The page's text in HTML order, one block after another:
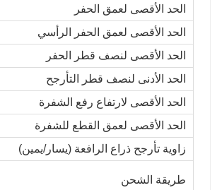
الحد الأقصى لعمق الحفر
الحد الأقصى لعمق الحفر الرأسي
الحد الأقصى لنصف قطر الحفر
الحد الأدنى لنصف قطر التأرجح
الحد الأقصى لارتفاع رفع الشفرة
الحد الأقصى لعمق القطع للشفرة
زاوية تأرجح ذراع الرافعة (يسار/يمين)
طريقة الشحن